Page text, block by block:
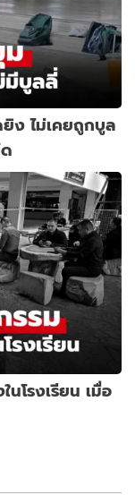
ง ไม่เคยถูกบูล
โรงเรียน เมื่อ